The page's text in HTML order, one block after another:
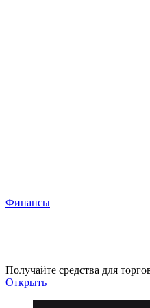
Финансы
Получайте средства для
Открыть